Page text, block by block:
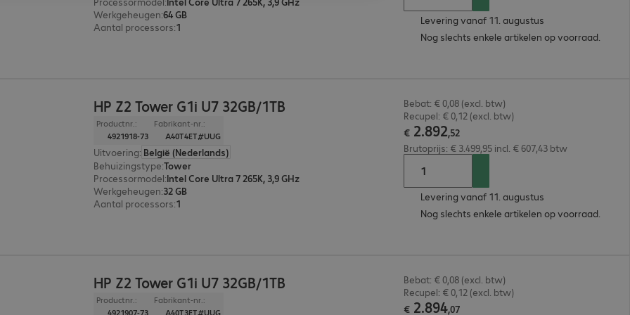
Werkgeheugen:64 GB
Aantal processors:1
Levering vanaf 11. augustus
Nog slechts enkele artikelen op voorraad.
HP Z2 Tower G1i U7 32GB/1TB
Productnr.:
4921918-73
Fabrikant-nr.:
A40T4ET#UUG
Uitvoering: België (Nederlands)
Behuizingstype:Tower
Processormodel:Intel Core Ultra 7 265K, 3,9 GHz
Werkgeheugen:32 GB
Aantal processors:1
Bebat: € 0,08 (excl. btw)
Recupel: € 0,12 (excl. btw)
€ 2.892,52
Brutoprijs: € 3.499,95 incl. € 607,43 btw
Levering vanaf 11. augustus
Nog slechts enkele artikelen op voorraad.
HP Z2 Tower G1i U7 32GB/1TB
Productnr.:
4921907-73
Fabrikant-nr.:
A40T3ET#UUG
Bebat: € 0,08 (excl. btw)
Recupel: € 0,12 (excl. btw)
€ 2.894,07